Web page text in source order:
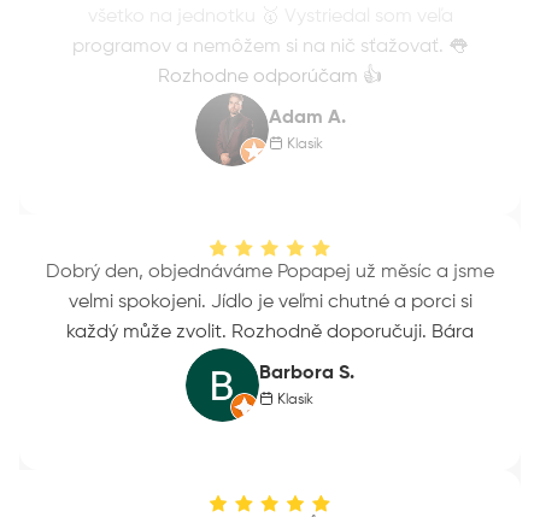
všetko na jednotku 🥇 Vystriedal som veľa
programov a nemôžem si na nič sťažovať. 👅
Rozhodne odporúčam 👍
Adam A.
Klasik
Dobrý den, objednáváme Popapej už měsíc a jsme
velmi spokojeni. Jídlo je veľmi chutné a porci si
každý může zvolit. Rozhodně doporučuji. Bára
Barbora S.
Klasik